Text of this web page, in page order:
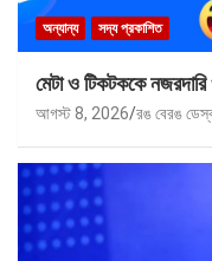
অন্যান্য সদ্য প্রকাশিত
মেটা ও টিকটককে
আগস্ট 8, 2026 রঙ বেরঙ